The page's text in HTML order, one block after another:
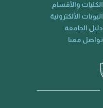
الكليات والأقسام
البوبات الألكترونية
دليل الجامعة
تواصل معنا